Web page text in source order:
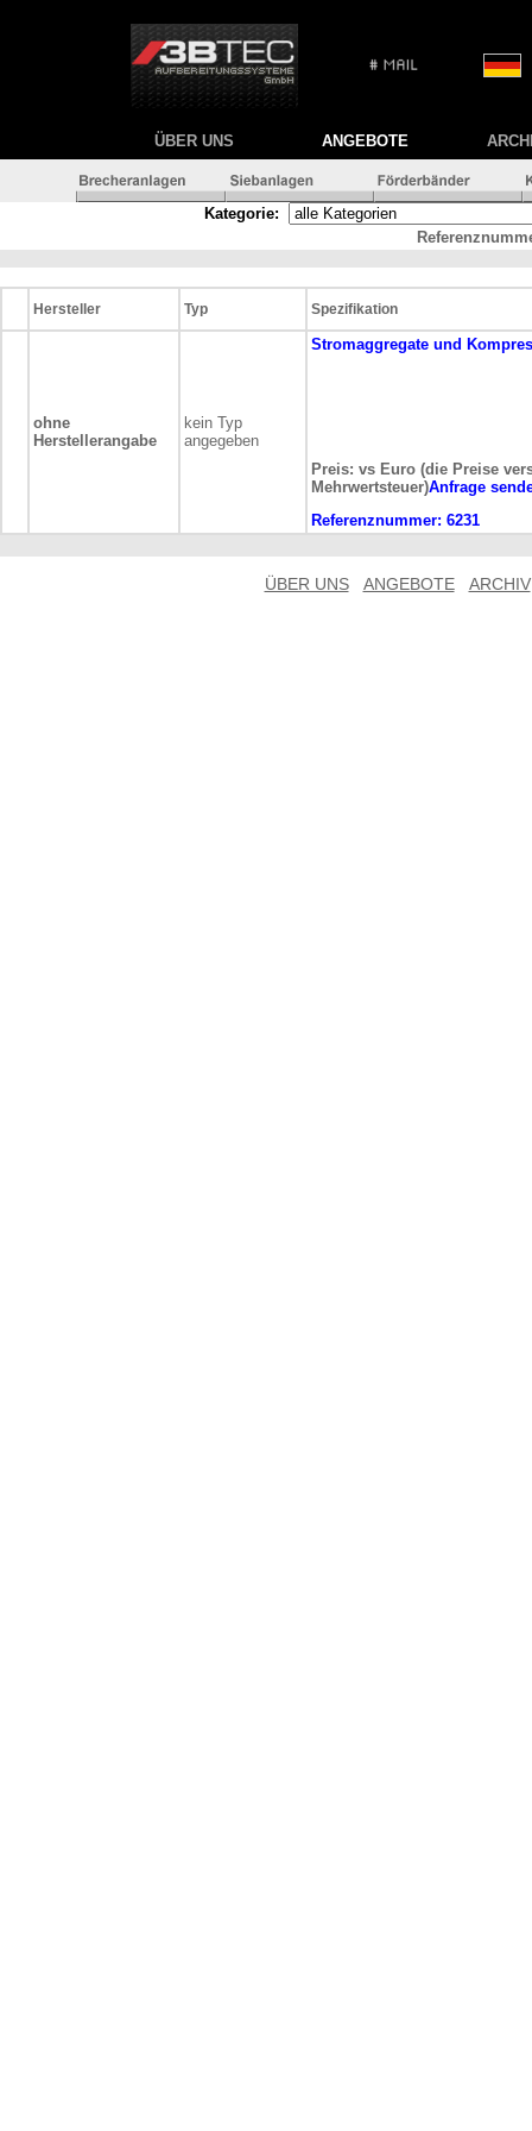
ÜBER UNS ANGEBOTE
Kategorie:
Hersteller Typ Spezifikation
ohne
Herstellerangabe
kein Typ
angegeben
Stromaggregate und
Preis: vs Euro (die Preise
Mehrwertsteuer)Anfrage
Referenznummer: 6231
ÜBER UNS ANGEBOTE ARCHIV